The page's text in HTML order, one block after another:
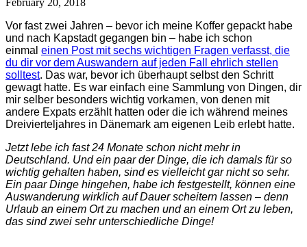
February 20, 2018
Vor fast zwei Jahren – bevor ich meine Koffer gepackt habe
und nach Kapstadt gegangen bin – habe ich schon
einmal einen Post mit sechs wichtigen Fragen verfasst, die
du dir vor dem Auswandern auf jeden Fall ehrlich stellen
solltest. Das war, bevor ich überhaupt selbst den Schritt
gewagt hatte. Es war einfach eine Sammlung von Dingen, dir
mir selber besonders wichtig vorkamen, von denen mit
andere Expats erzählt hatten oder die ich während meines
Dreivierteljahres in Dänemark am eigenen Leib erlebt hatte.
Jetzt lebe ich fast 24 Monate schon nicht mehr in
Deutschland. Und ein paar der Dinge, die ich damals für so
wichtig gehalten haben, sind es vielleicht gar nicht so sehr.
Ein paar Dinge hingehen, habe ich festgestellt, können eine
Auswanderung wirklich auf Dauer scheitern lassen – denn
Urlaub an einem Ort zu machen und an einem Ort zu leben,
das sind zwei sehr unterschiedliche Dinge!